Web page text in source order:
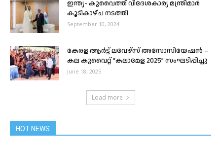
ഇന്ത്യ- കുവൈത്ത് വിദേശകാര്യ മന്ത്രിമാർ
കൂടികാഴ്ച നടത്തി
September 10, 2024
കേരള ആർട്ട് ലവേഴ്സ് അസോസിയേഷൻ –
കല കുവൈറ്റ് “കലാമേള 2025” സംഘടിപ്പിച്ചു
June 18, 2025
Load more
HOT NEWS